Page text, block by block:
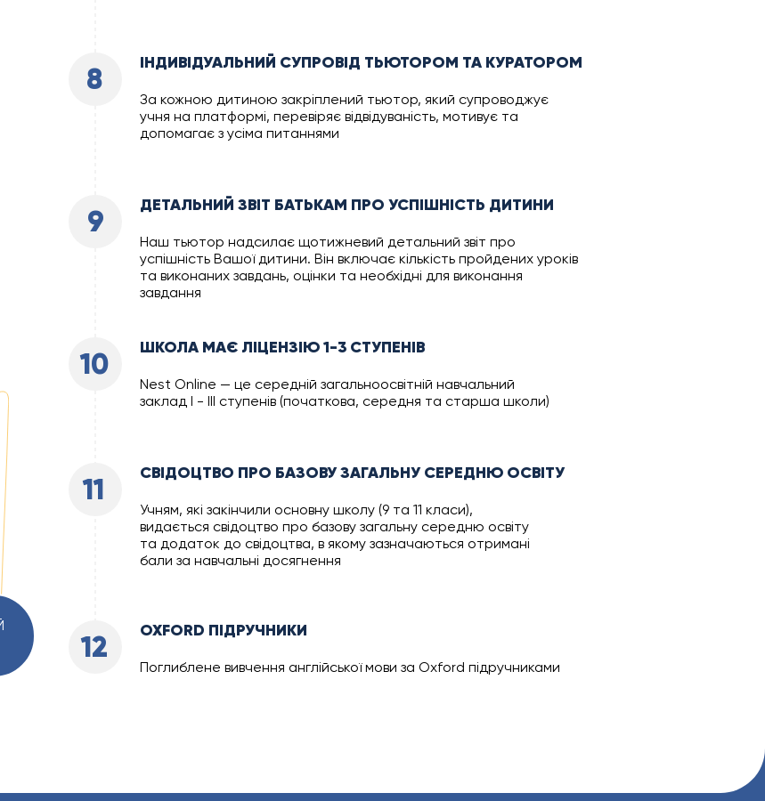
ІНДИВІДУАЛЬНИЙ СУПРОВІД ТЬЮТОРОМ ТА КУРАТОРОМ
За кожною дитиною закріплений тьютор, який супроводжує
учня на платформі, перевіряє відвідуваність, мотивує та
допомагає з усіма питаннями
8
ДЕТАЛЬНИЙ ЗВІТ БАТЬКАМ ПРО УСПІШНІСТЬ ДИТИНИ
Наш тьютор надсилає щотижневий детальний звіт про
успішність Вашої дитини. Він включає кількість пройдениx уроків
та виконаниx завдань, оцінки та необхідні для виконання
завдання
9
СВІДОЦТВО ПРО БАЗОВУ ЗАГАЛЬНУ СЕРЕДНЮ ОСВІТУ
Учням, які закінчили основну школу (9 та 11 класи),
видається свідоцтво про базову загальну середню освіту
та додаток до свідоцтва, в якому зазначаються отримані
бали за навчальні досягнення
11
ШКОЛА МАЄ ЛІЦЕНЗІЮ 1-3 СТУПЕНІВ
Nest Online — це середній загальноосвітній навчальний
заклад I - III ступенів (початкова, середня та старша школи)
10
OXFORD ПІДРУЧНИКИ
Поглиблене вивчення англійської мови за Oxford підручниками
12